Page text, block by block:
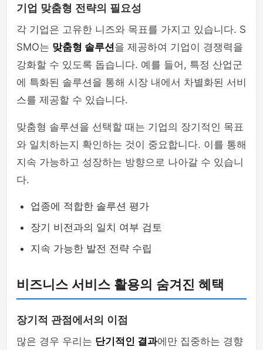
기업 맞춤형 전략의 필요성
각 기업은 고유한 니즈와 목표를 가지고 있습니다. S
SMO는 맞춤형 솔루션을 제공하여 기업이 경쟁력을
강화할 수 있도록 돕습니다. 예를 들어, 특정 산업군
에 특화된 솔루션을 통해 시장 내에서 차별화된 서비
스를 제공할 수 있습니다.
맞춤형 솔루션을 선택할 때는 기업의 장기적인 목표
와 일치하는지 확인하는 것이 중요합니다. 이를 통해
지속 가능하고 성장하는 방향으로 나아갈 수 있습니
다.
업종에 적합한 솔루션 평가
장기 비전과의 일치 여부 검토
지속 가능한 발전 전략 수립
비즈니스 서비스 활용의 숨겨진 혜택
장기적 관점에서의 이점
많은 경우 우리는 단기적인 결과에만 집중하는 경향